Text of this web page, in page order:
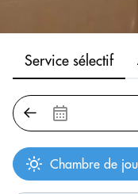
Service sélectif
Chambre de